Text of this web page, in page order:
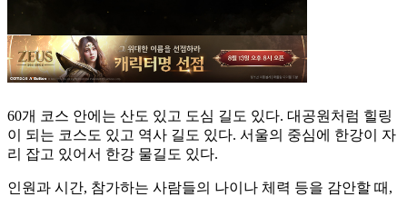
60개 코스 안에는 산도 있고 도심 길도 있다. 대공원처럼 힐링
이 되는 코스도 있고 역사 길도 있다. 서울의 중심에 한강이 자
리 잡고 있어서 한강 물길도 있다.
인원과 시간, 참가하는 사람들의 나이나 체력 등을 감안할 때,